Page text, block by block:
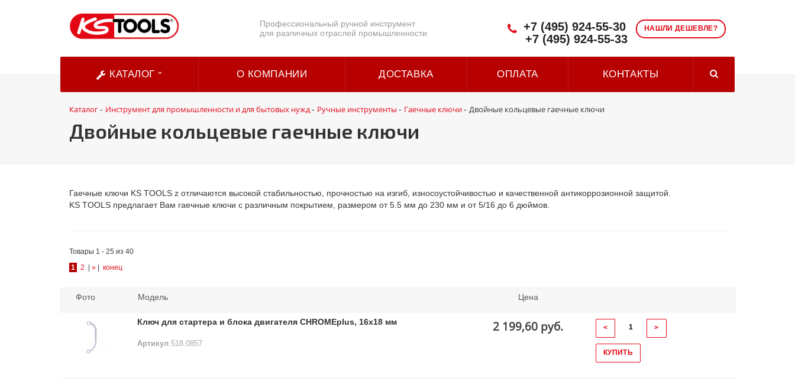
Профессиональный ручной инструмент
для различных отраслей промышленности
НАШЛИ ДЕШЕВЛЕ?
+7 (495) 924-55-30
+7 (495) 924-55-33
КАТАЛОГ О КОМПАНИИ ДОСТАВКА ОПЛАТА КОНТАКТЫ
Каталог- Инструмент для промышленности и для бытовых нужд- Ручные инструменты - Гаечные ключи- Двойные кольцевые гаечные ключи
Двойные кольцевые гаечные ключи
Гаечные ключи KS TOOLS z отличаются высокой стабильностью, прочностью на изгиб, износоустойчивостью и качественной антикоррозионной защитой.
KS TOOLS предлагает Вам гаечные ключи с различным покрытием, размером от 5.5 мм до 230 мм и от 5/16 до 6 дюймов.
Товары 1 - 25 из 40
1
2 » конец
Фото Модель Цена
Ключ для стартера и блока двигателя CHROMEplus, 16х18 мм
Артикул 518.0857
2 199,60 руб. < >
КУПИТЬ